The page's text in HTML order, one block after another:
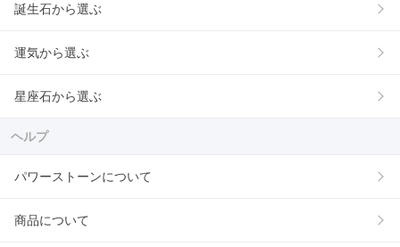
誕生石から選ぶ
運気から選ぶ
星座石から選ぶ
ヘルプ
パワーストーンについて
商品について